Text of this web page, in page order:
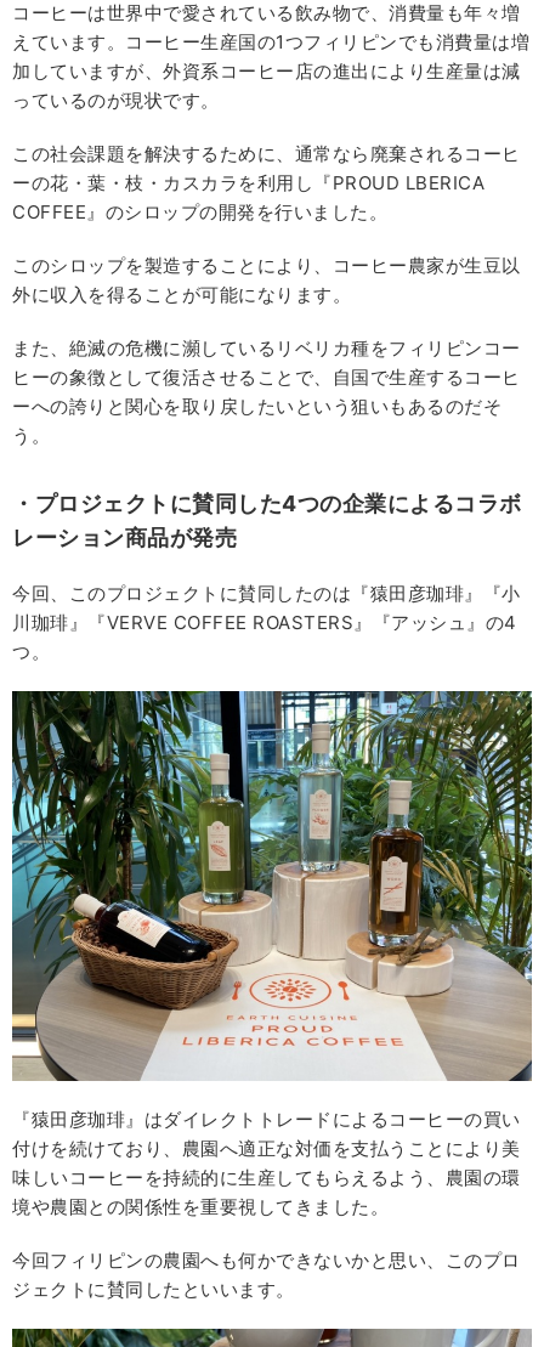
コーヒーは世界中で愛されている飲み物で、消費量も年々増
えています。コーヒー生産国の1つフィリピンでも消費量は増
加していますが、外資系コーヒー店の進出により生産量は減
っているのが現状です。
この社会課題を解決するために、通常なら廃棄されるコーヒ
ーの花・葉・枝・カスカラを利用し『PROUD LBERICA
COFFEE』のシロップの開発を行いました。
このシロップを製造することにより、コーヒー農家が生豆以
外に収入を得ることが可能になります。
また、絶滅の危機に瀕しているリベリカ種をフィリピンコー
ヒーの象徴として復活させることで、自国で生産するコーヒ
ーへの誇りと関心を取り戻したいという狙いもあるのだそ
う。
・プロジェクトに賛同した4つの企業によるコラボ
レーション商品が発売
今回、このプロジェクトに賛同したのは『猿田彦珈琲』『小
川珈琲』『VERVE COFFEE ROASTERS』『アッシュ』の4
つ。
『猿田彦珈琲』はダイレクトトレードによるコーヒーの買い
付けを続けており、農園へ適正な対価を支払うことにより美
味しいコーヒーを持続的に生産してもらえるよう、農園の環
境や農園との関係性を重要視してきました。
今回フィリピンの農園へも何かできないかと思い、このプロ
ジェクトに賛同したといいます。